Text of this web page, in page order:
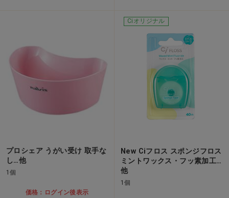
プロシェア うがい受け 取手な
し…他
1個
価格：ログイン後表示
Ciオリジナル
New Ciフロス スポンジフロス
ミントワックス・フッ素加工…
他
1個